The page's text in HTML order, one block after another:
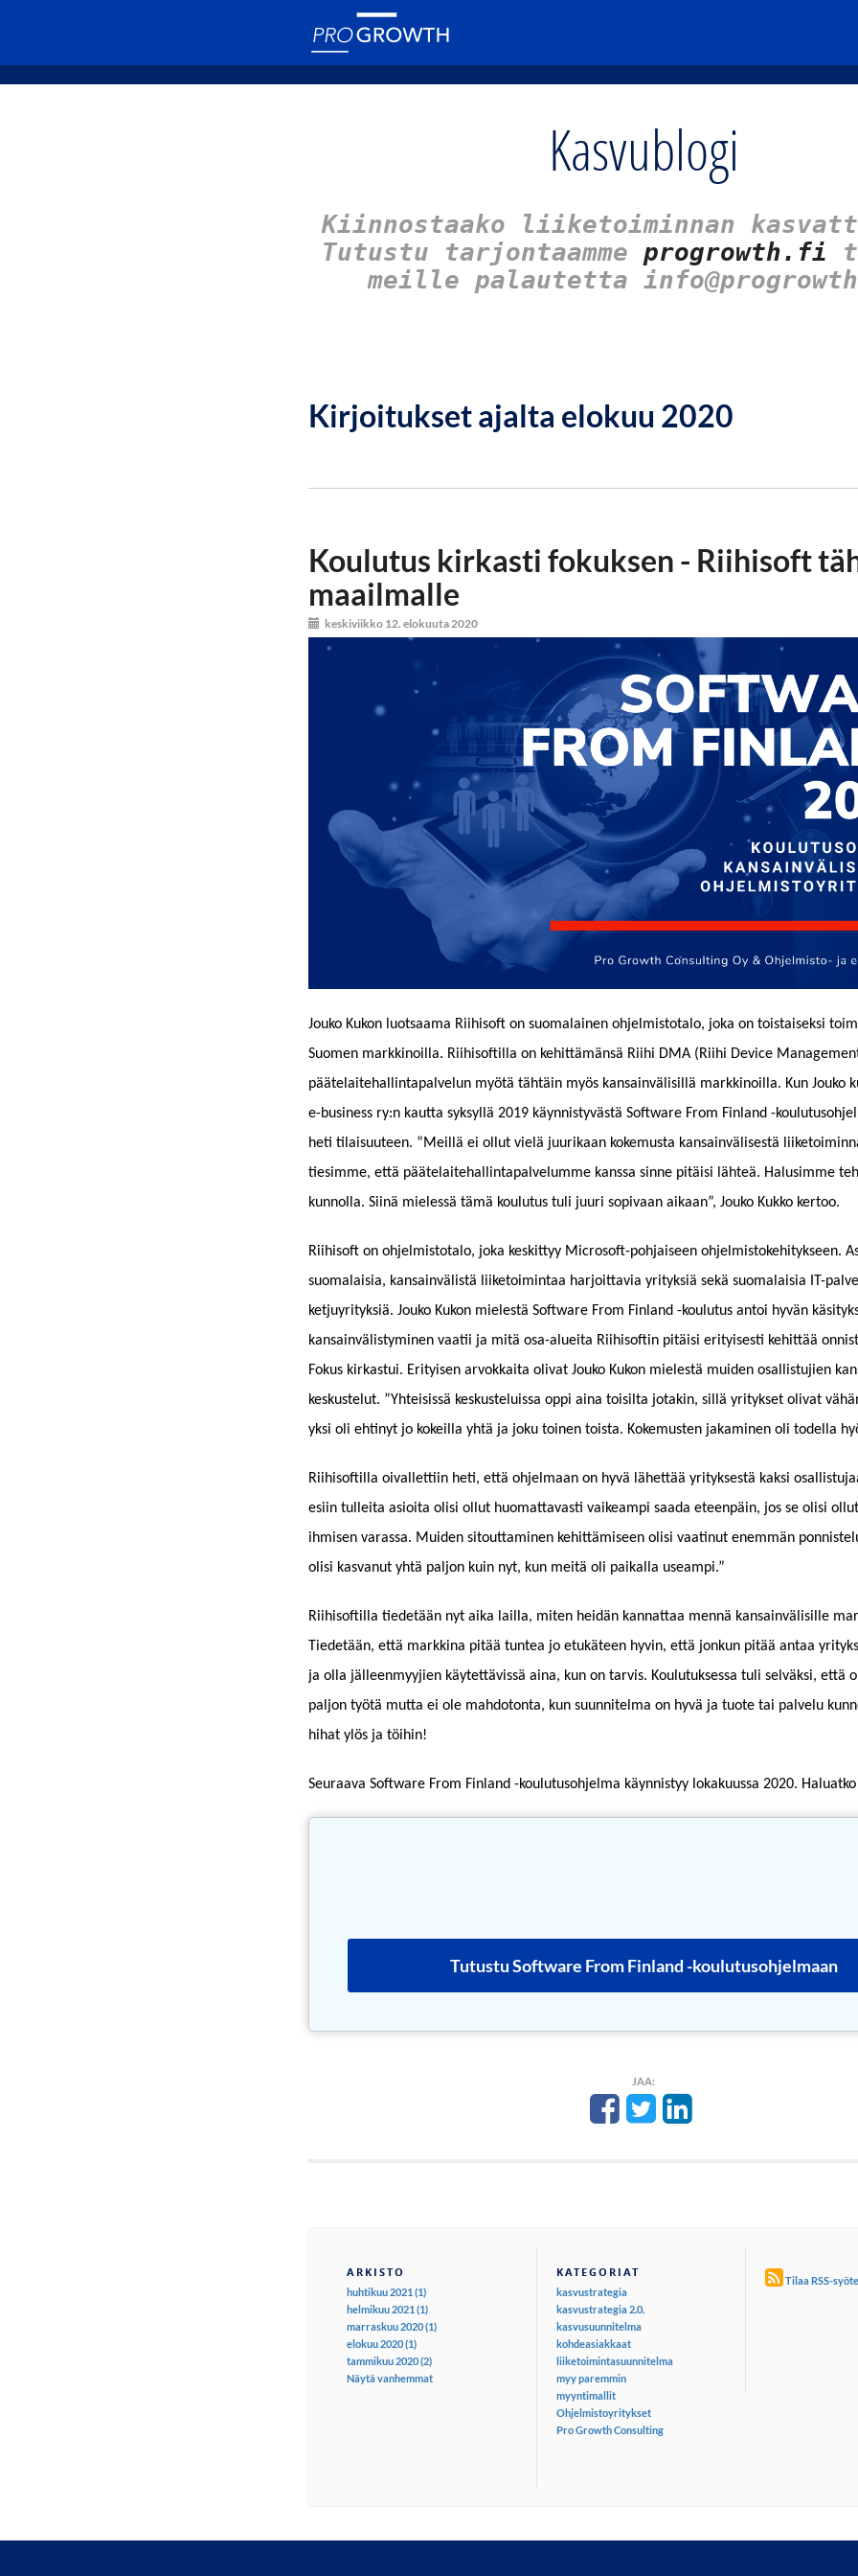
Kasvublogi
Kiinnostaako liiketoiminnan
Tutustu tarjontaamme progrowth.fi
meille palautetta
Kirjoitukset ajalta elokuu 2020
Koulutus kirkasti fokuksen - Riihisoft
maailmalle
keskiviikko 12. elokuuta 2020
Jouko Kukon luotsaama Riihisoft on suomalainen ohjelmistotalo, joka on toistaiseksi
Suomen markkinoilla. Riihisoftilla on kehittämänsä Riihi DMA (Riihi Device
päätelaitehallintapalvelun myötä tähtäin myös kansainvälisillä markkinoilla. Kun Jouko
e-business ry:n kautta syksyllä 2019 käynnistyvästä Software From Finland -
heti tilaisuuteen. ”Meillä ei ollut vielä juurikaan kokemusta kansainvälisestä
tiesimme, että päätelaitehallintapalvelumme kanssa sinne pitäisi lähteä. Halusimme
kunnolla. Siinä mielessä tämä koulutus tuli juuri sopivaan aikaan”, Jouko Kukko kertoo.
Riihisoft on ohjelmistotalo, joka keskittyy Microsoft-pohjaiseen ohjelmistokehitykseen.
suomalaisia, kansainvälistä liiketoimintaa harjoittavia yrityksiä sekä suomalaisia IT-
ketjuyrityksiä. Jouko Kukon mielestä Software From Finland -koulutus antoi hyvän
kansainvälistyminen vaatii ja mitä osa-alueita Riihisoftin pitäisi erityisesti kehittää
Fokus kirkastui. Erityisen arvokkaita olivat Jouko Kukon mielestä muiden osallistujien
keskustelut. ”Yhteisissä keskusteluissa oppi aina toisilta jotakin, sillä yritykset olivat
yksi oli ehtinyt jo kokeilla yhtä ja joku toinen toista. Kokemusten jakaminen oli todella
Riihisoftilla oivallettiin heti, että ohjelmaan on hyvä lähettää yrityksestä kaksi
esiin tulleita asioita olisi ollut huomattavasti vaikeampi saada eteenpäin, jos se olisi
ihmisen varassa. Muiden sitouttaminen kehittämiseen olisi vaatinut enemmän
olisi kasvanut yhtä paljon kuin nyt, kun meitä oli paikalla useampi.”
Riihisoftilla tiedetään nyt aika lailla, miten heidän kannattaa mennä kansainvälisille
Tiedetään, että markkina pitää tuntea jo etukäteen hyvin, että jonkun pitää antaa
ja olla jälleenmyyjien käytettävissä aina, kun on tarvis. Koulutuksessa tuli selväksi, että
paljon työtä mutta ei ole mahdotonta, kun suunnitelma on hyvä ja tuote tai palvelu
hihat ylös ja töihin!
Seuraava Software From Finland -koulutusohjelma käynnistyy lokakuussa 2020.
Tutustu Software From Finland -koulutusohjelmaan
JAA:
ARKISTO
huhtikuu 2021 (1)
helmikuu 2021 (1)
marraskuu 2020 (1)
elokuu 2020 (1)
tammikuu 2020 (2)
Näytä vanhemmat
KATEGORIAT
kasvustrategia
kasvustrategia 2.0.
kasvusuunnitelma
kohdeasiakkaat
liiketoimintasuunnitelma
myy paremmin
myyntimallit
Ohjelmistoyritykset
Pro Growth Consulting
Tilaa RSS-syöte